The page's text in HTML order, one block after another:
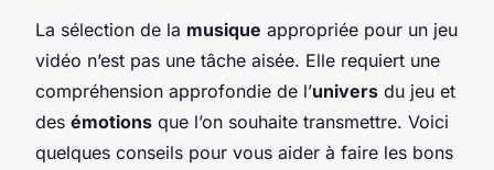
La sélection de la musique appropriée pour un jeu
vidéo n’est pas une tâche aisée. Elle requiert une
compréhension approfondie de l’univers du jeu et
des émotions que l’on souhaite transmettre. Voici
quelques conseils pour vous aider à faire les bons